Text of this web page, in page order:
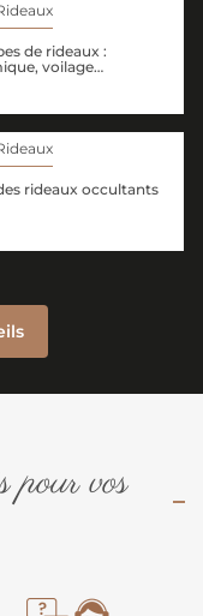
de rideaux :
voilage…
rideaux occultants
pour vos